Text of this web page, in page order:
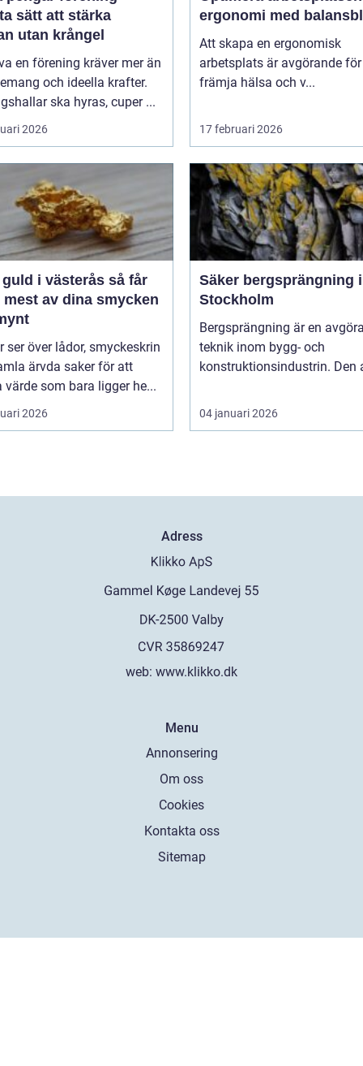
sätt att stärka
utan krångel
en förening kräver mer än
och ideella krafter.
ska hyras, cuper ...
2026
ergonomi med
Att skapa en ergonomisk
arbetsplats är avgörande
främja hälsa och v...
17 februari 2026
i västerås så får
mest av dina smycken
ser över lådor, smyckeskrin
ärvda saker för att
värde som bara ligger he...
2026
Säker bergsprängning i
Stockholm
Bergsprängning är en
teknik inom bygg- och
konstruktionsindustrin. Den
04 januari 2026
Adress
web: www.klikko.dk
Menu
Annonsering
Om oss
Cookies
Kontakta oss
Sitemap